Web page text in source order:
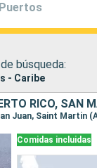
Puertos
búsqueda:
- Caribe
RICO, SAN
Juan, Saint Martin
Comidas incluidas